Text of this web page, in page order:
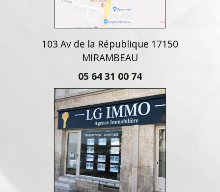
103 Av de la République 17150
MIRAMBEAU
05 64 31 00 74